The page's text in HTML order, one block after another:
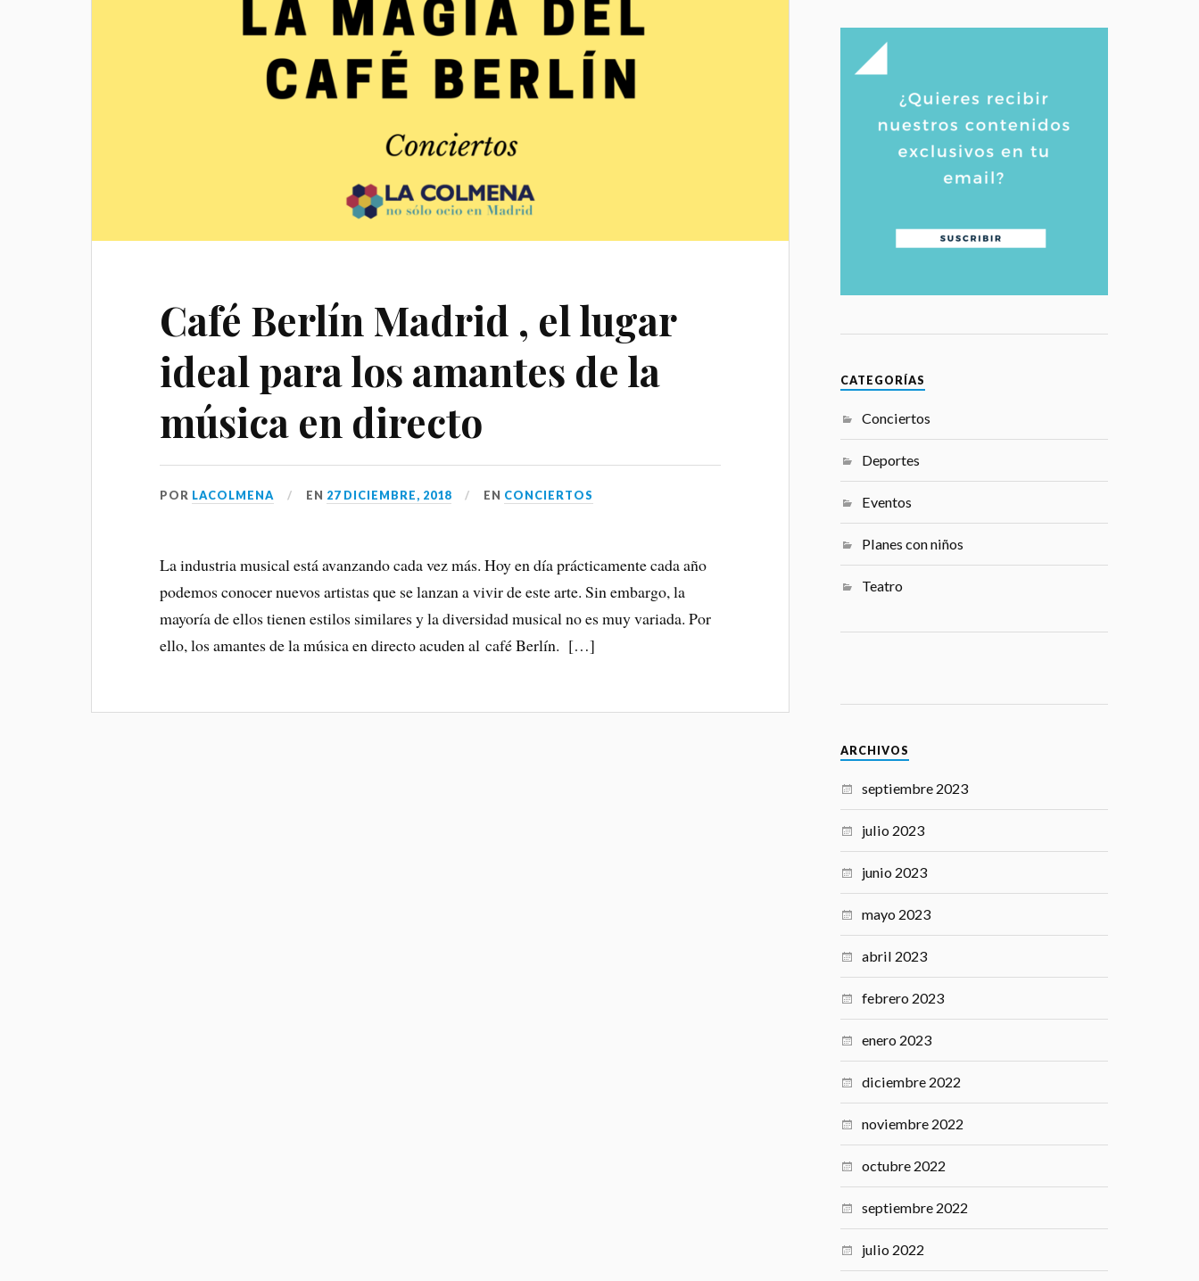
Café Berlín Madrid , el lugar
ideal para los amantes de la
música en directo
POR LACOLMENA EN 27 DICIEMBRE, 2018 EN CONCIERTOS
La industria musical está avanzando cada vez más. Hoy en día prácticamente cada año
podemos conocer nuevos artistas que se lanzan a vivir de este arte. Sin embargo, la
mayoría de ellos tienen estilos similares y la diversidad musical no es muy variada. Por
ello, los amantes de la música en directo acuden al café Berlín. […]
CATEGORÍAS
Conciertos
Deportes
Eventos
Planes con niños
Teatro
ARCHIVOS
septiembre 2023
julio 2023
junio 2023
mayo 2023
abril 2023
febrero 2023
enero 2023
diciembre 2022
noviembre 2022
octubre 2022
septiembre 2022
julio 2022